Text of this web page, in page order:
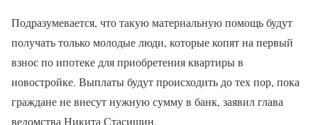
Подразумевается, что такую материальную помощь будут
получать только молодые люди, которые копят на первый
взнос по ипотеке для приобретения квартиры в
новостройке. Выплаты будут происходить до тех пор, пока
граждане не внесут нужную сумму в банк, заявил глава
ведомства Никита Стасишин.